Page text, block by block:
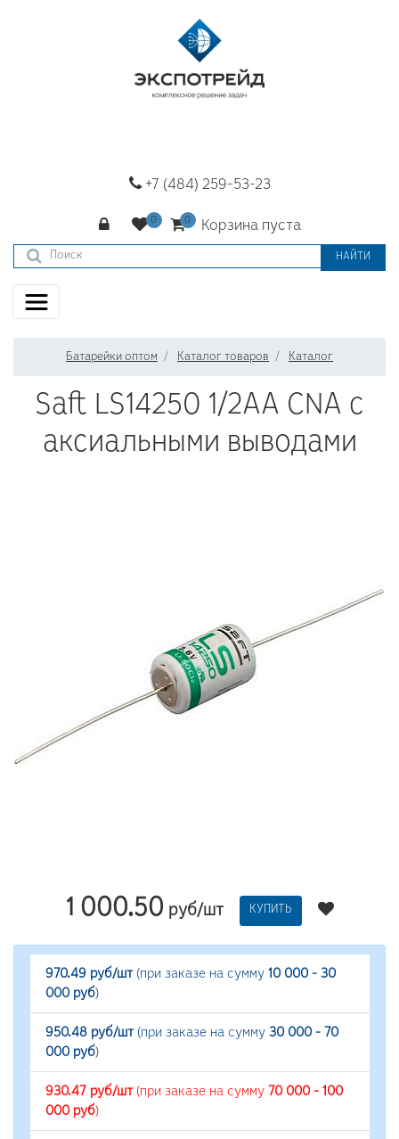
+7 (484) 259-53-23
Корзина пуста
НАЙТИ
Батарейки оптом Каталог товаров Каталог
Saft LS14250 1/2АА CNA с
аксиальными выводами
1 000.50 руб/шт КУПИТЬ
970.49 руб/шт(при заказе на сумму 10 000 - 30
000 руб)
950.48 руб/шт(при заказе на сумму 30 000 - 70
000 руб)
930.47 руб/шт(при заказе на сумму 70 000 - 100
000 руб)